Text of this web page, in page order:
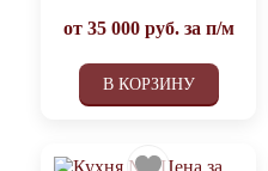
от 35 000руб. за п/м
В КОРЗИНУ